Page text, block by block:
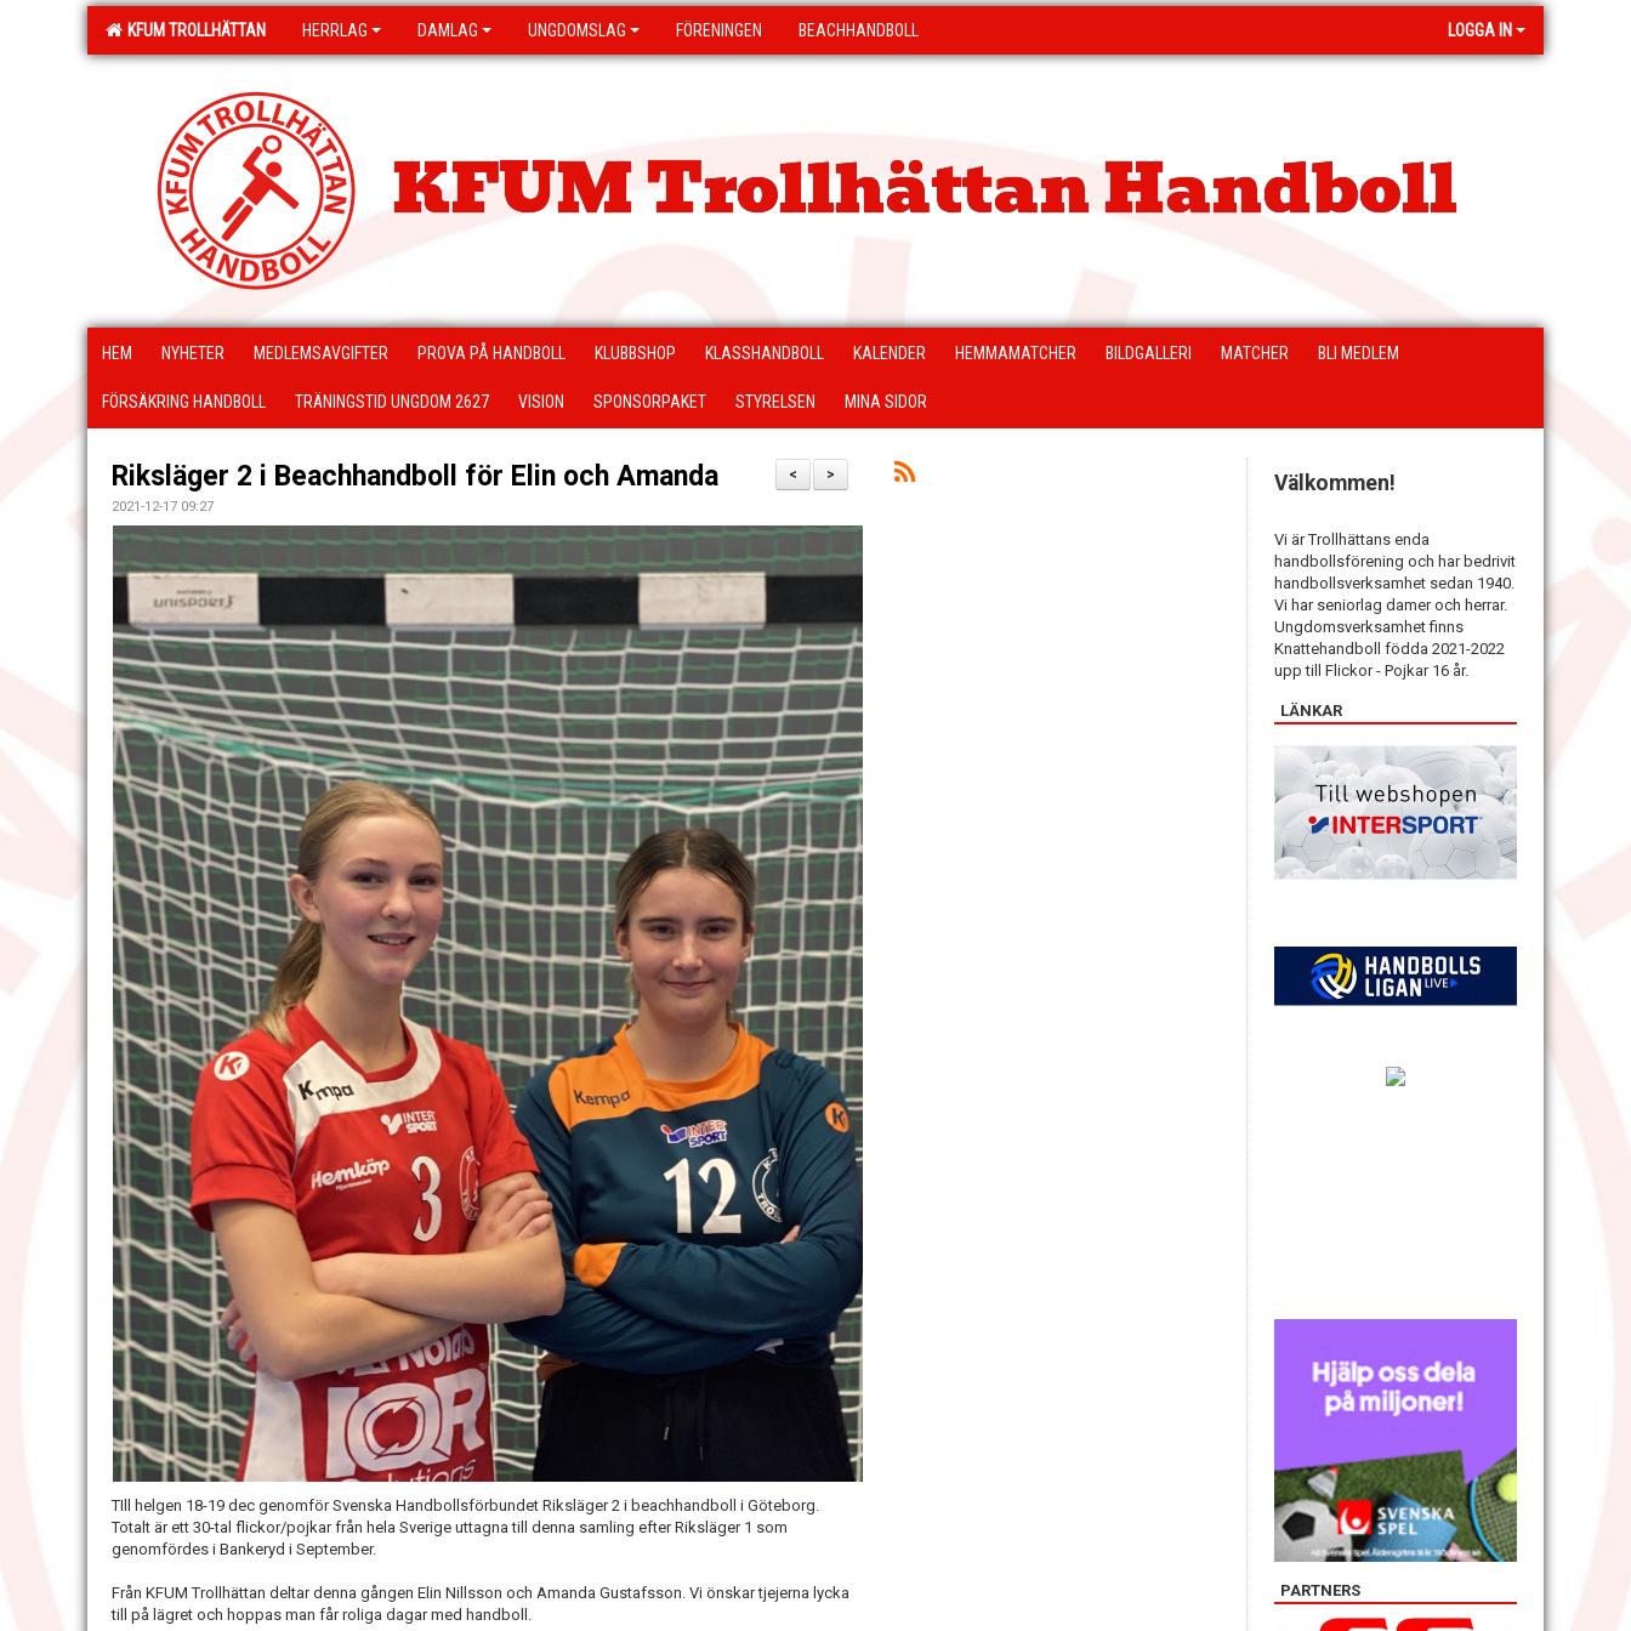
KFUM TROLLHÄTTAN HERRLAG DAMLAG UNGDOMSLAG FÖRENINGEN BEACHHANDBOLL LOGGA IN
KFUM Trollhättan Handboll
HEM NYHETER MEDLEMSAVGIFTER PROVA PÅ HANDBOLL KLUBBSHOP KLASSHANDBOLL KALENDER HEMMAMATCHER BILDGALLERI MATCHER BLI MEDLEM
FÖRSÄKRING HANDBOLL TRÄNINGSTID UNGDOM 2627 VISION SPONSORPAKET STYRELSEN MINA SIDOR
>
<
Riksläger 2 i Beachhandboll för Elin och Amanda
2021-12-17 09:27
TIll helgen 18-19 dec genomför Svenska Handbollsförbundet Riksläger 2 i beachhandboll i Göteborg.
Totalt är ett 30-tal flickor/pojkar från hela Sverige uttagna till denna samling efter Riksläger 1 som
genomfördes i Bankeryd i September.
Från KFUM Trollhättan deltar denna gången Elin Nillsson och Amanda Gustafsson. Vi önskar tjejerna lycka
till på lägret och hoppas man får roliga dagar med handboll.
Välkommen!
Vi är Trollhättans enda
handbollsförening och har bedrivit
handbollsverksamhet sedan 1940.
Vi har seniorlag damer och herrar.
Ungdomsverksamhet finns
Knattehandboll födda 2021-2022
upp till Flickor - Pojkar 16 år.
LÄNKAR
PARTNERS